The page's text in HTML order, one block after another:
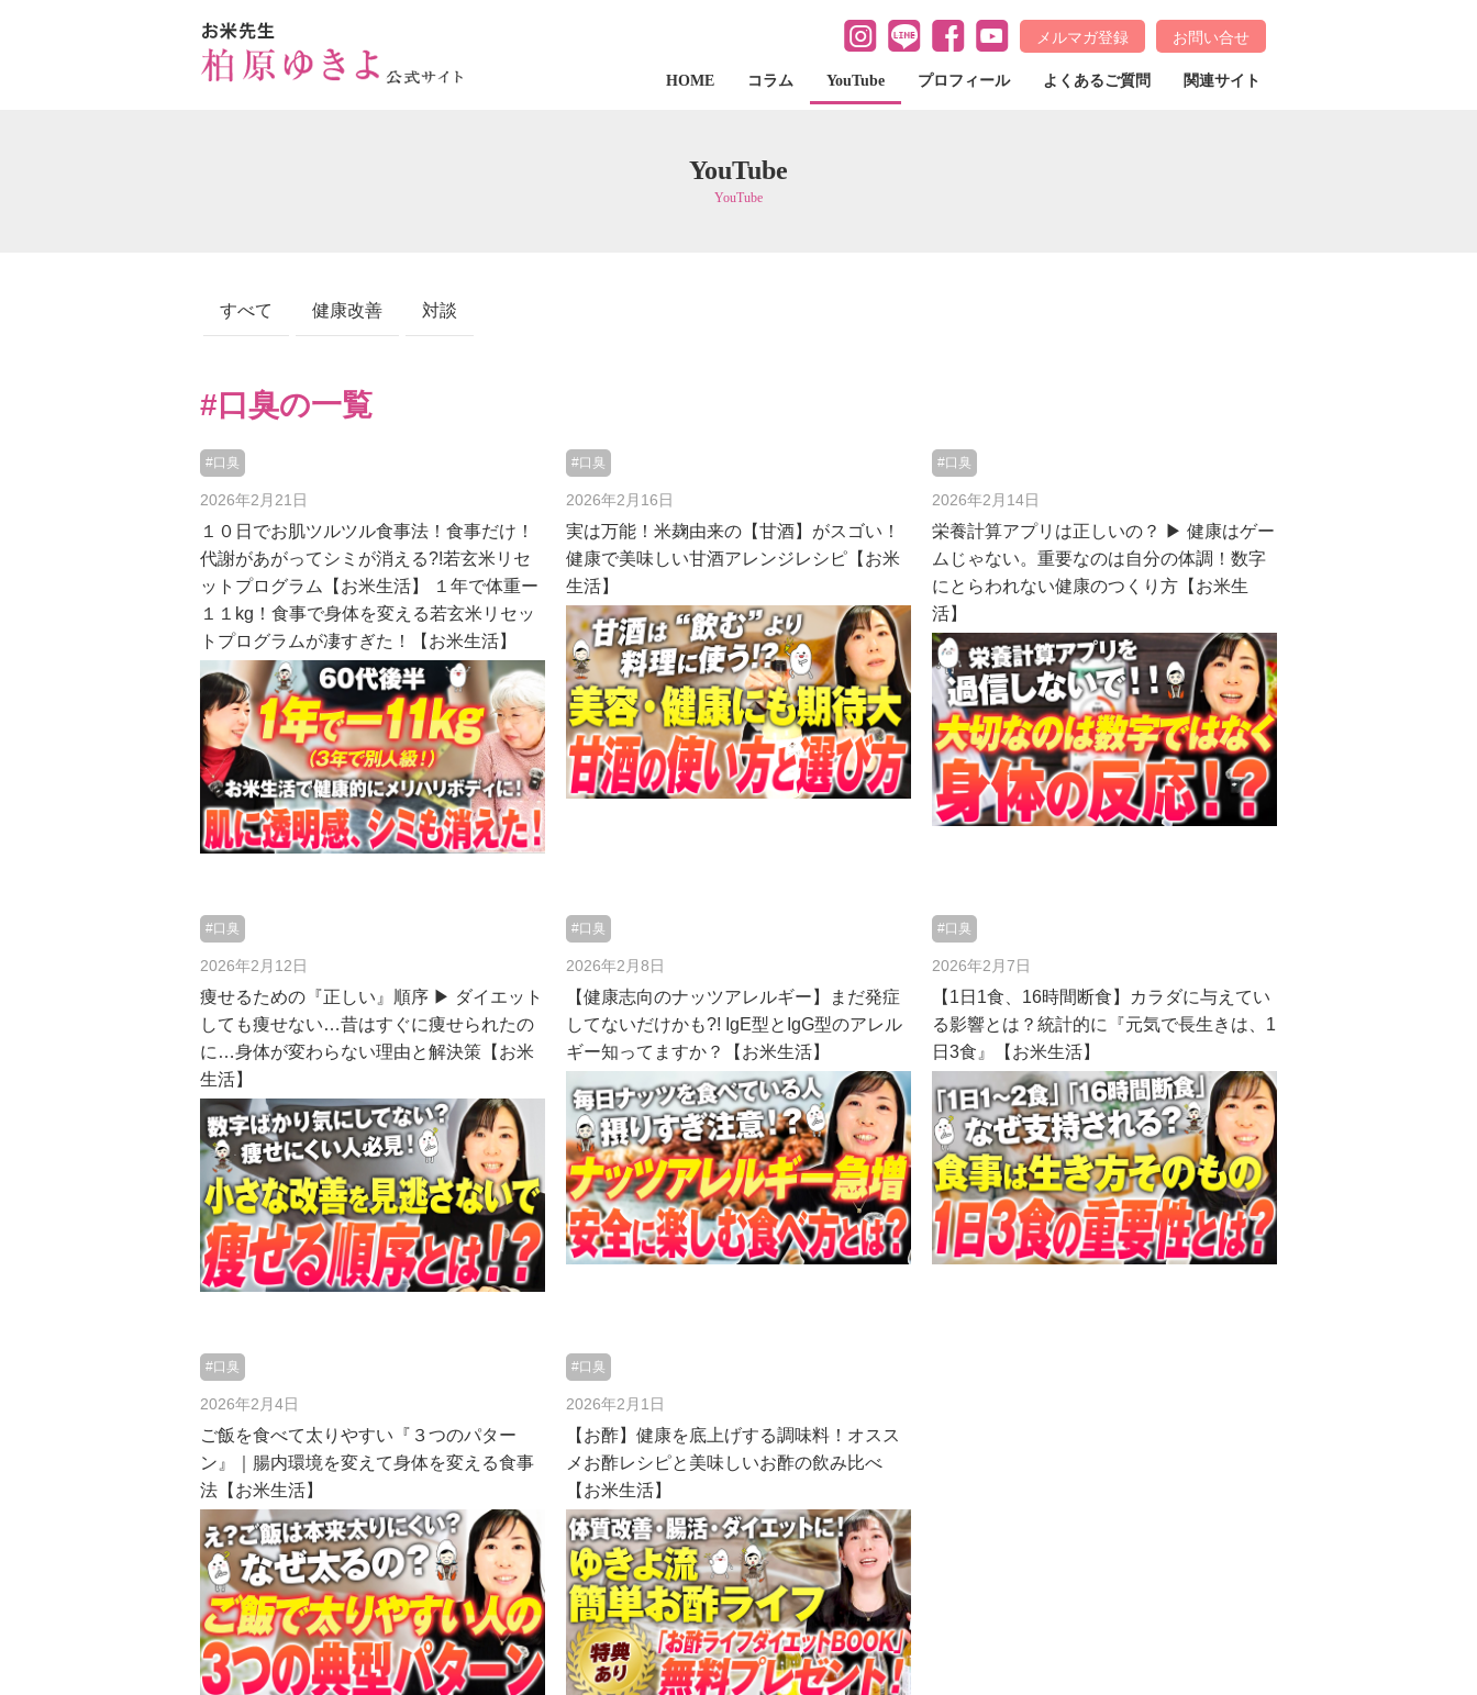
メルマガ登録 お問い合せ
HOME コラム YouTube プロフィール よくあるご質問 関連サイト
YouTube
YouTube
すべて 健康改善 対談
#口臭の一覧
#口臭
2026年2月21日
１０日でお肌ツルツル食事法！食事だけ！
代謝があがってシミが消える?!若玄米リセ
ットプログラム【お米生活】 １年で体重ー
１１kg！食事で身体を変える若玄米リセッ
トプログラムが凄すぎた！【お米生活】
#口臭
2026年2月16日
実は万能！米麹由来の【甘酒】がスゴい！
健康で美味しい甘酒アレンジレシピ【お米
生活】
#口臭
2026年2月14日
栄養計算アプリは正しいの？ ▶︎ 健康はゲー
ムじゃない。重要なのは自分の体調！数字
にとらわれない健康のつくり方【お米生
活】
#口臭
2026年2月12日
痩せるための『正しい』順序 ▶︎ ダイエット
しても痩せない…昔はすぐに痩せられたの
に…身体が変わらない理由と解決策【お米
生活】
#口臭
2026年2月8日
【健康志向のナッツアレルギー】まだ発症
してないだけかも?! IgE型とIgG型のアレル
ギー知ってますか？【お米生活】
#口臭
2026年2月7日
【1日1食、16時間断食】カラダに与えてい
る影響とは？統計的に『元気で長生きは、1
日3食』【お米生活】
#口臭
2026年2月4日
ご飯を食べて太りやすい『３つのパター
ン』｜腸内環境を変えて身体を変える食事
法【お米生活】
#口臭
2026年2月1日
【お酢】健康を底上げする調味料！オスス
メお酢レシピと美味しいお酢の飲み比べ
【お米生活】